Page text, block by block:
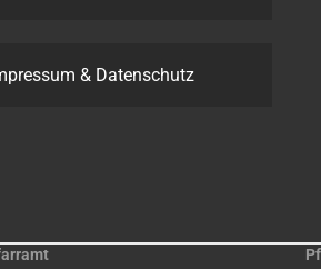
& Datenschutz
Pfarramt